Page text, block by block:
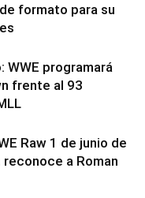
formato para su
WWE programará
frente al 93
Raw 1 de junio de
a Roman